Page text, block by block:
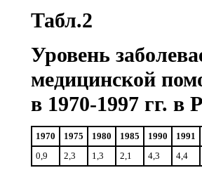
Табл.2
Уровень
медицинской
в 1970-1997 гг. в
1970 1975 1980 1985 1990
1991
0,9
2,3 1,3 2,1 4,3 4,4